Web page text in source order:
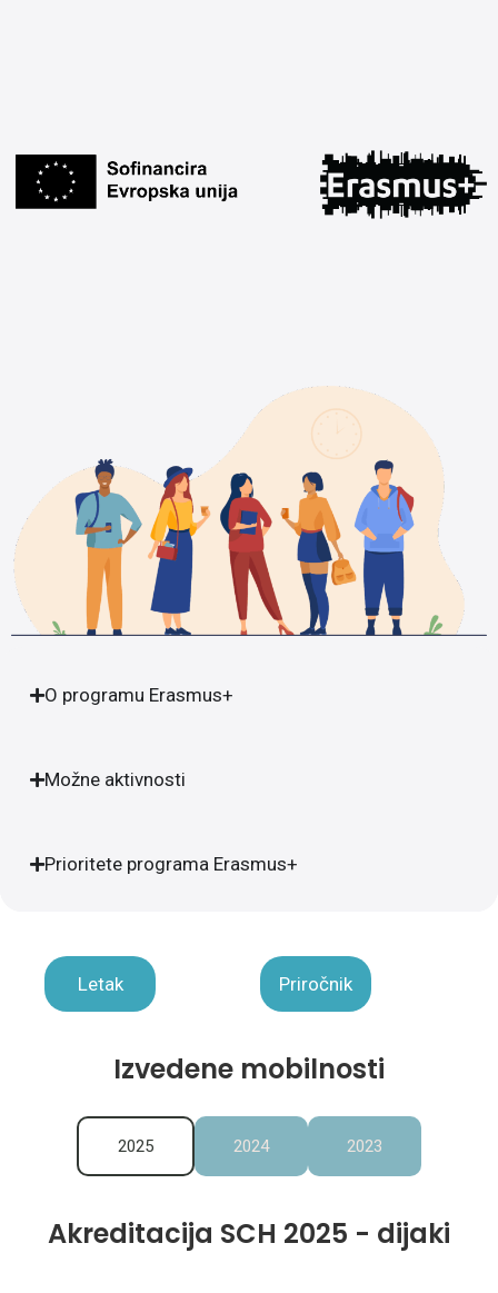
O programu Erasmus+
Možne aktivnosti
Prioritete programa Erasmus+
Letak Priročnik
Izvedene mobilnosti
2025 2024 2023
Akreditacija SCH 2025 - dijaki